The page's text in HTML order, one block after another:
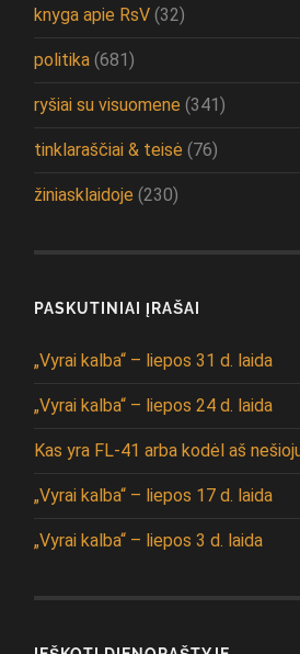
knyga apie RsV (32)
politika (681)
ryšiai su visuomene (341)
tinklaraščiai & teisė (76)
žiniasklaidoje (230)
PASKUTINIAI ĮRAŠAI
„Vyrai kalba“ – liepos 31 d. laida
„Vyrai kalba“ – liepos 24 d. laida
Kas yra FL-41 arba kodėl aš
„Vyrai kalba“ – liepos 17 d. laida
„Vyrai kalba“ – liepos 3 d. laida